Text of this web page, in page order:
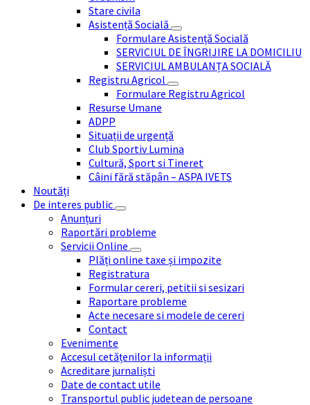
Stare civila
Asistență Socială
Formulare Asistență Socială
SERVICIUL DE ÎNGRIJIRE LA DOMICILIU
SERVICIUL AMBULANȚA SOCIALĂ
Registru Agricol
Formulare Registru Agricol
Resurse Umane
ADPP
Situații de urgență
Club Sportiv Lumina
Cultură, Sport si Tineret
Câini fără stăpân – ASPA IVETS
Noutăți
De interes public
Anunțuri
Raportări probleme
Servicii Online
Plăți online taxe și impozite
Registratura
Formular cereri, petitii si sesizari
Raportare probleme
Acte necesare si modele de cereri
Contact
Evenimente
Accesul cetățenilor la informații
Acreditare jurnaliști
Date de contact utile
Transportul public judetean de persoane